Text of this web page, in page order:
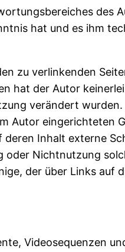
des
hat und es ihm
zu verlinkenden
hat der Autor
verändert
Autor eingerichteten
Inhalt externe
oder Nichtnutzung
der über Links auf
Videosequenzen